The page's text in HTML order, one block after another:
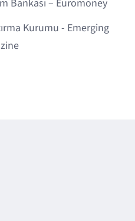
Bankası – Euromoney
Kurumu - Emerging